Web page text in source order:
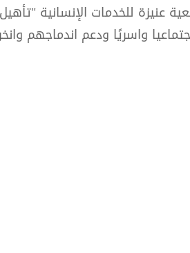
عنيزة للخدمات الإنسانية
واسريًا ودعم اندماجهم